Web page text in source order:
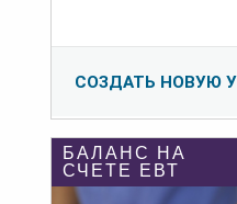
СОЗДАТЬ НОВУЮ
БАЛАНС НА
СЧЕТЕ ЕВТ